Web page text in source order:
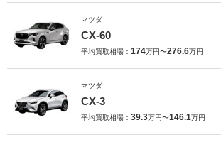
マツダ
CX-60
平均買取相場： 174万円〜276.6万円
マツダ
CX-3
平均買取相場： 39.3万円〜146.1万円